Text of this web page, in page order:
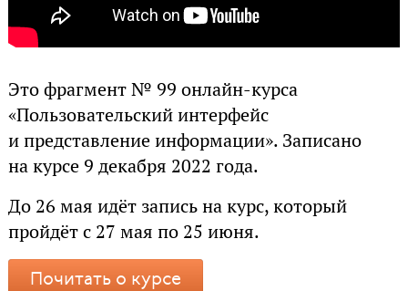
Это фрагмент № 99 онлайн-курса
«Пользовательский интерфейс
и представление информации». Записано
на курсе 9 декабря 2022 года.
До 26 мая идёт запись на курс, который
пройдёт с 27 мая по 25 июня.
Почитать о курсе